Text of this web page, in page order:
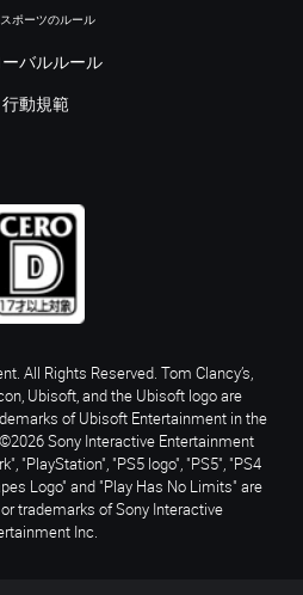
スポーツのルール
ーバルルール
行動規範
All Rights Reserved. Tom Clancy’s,
Ubisoft, and the Ubisoft logo are
of Ubisoft Entertainment in the
Sony Interactive Entertainment
"PlayStation", "PS5 logo", "PS5", "PS4
Logo" and "Play Has No Limits" are
trademarks of Sony Interactive
Inc.